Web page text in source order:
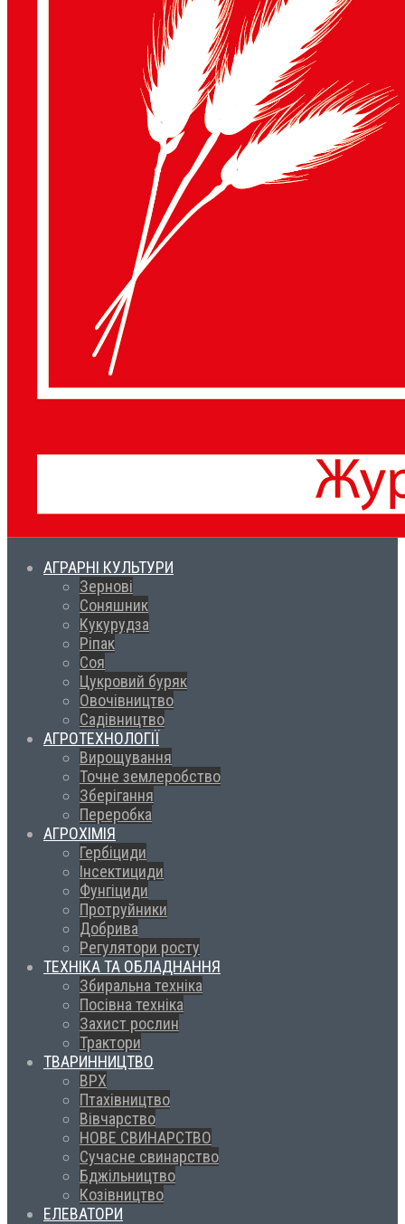
АГРАРНІ КУЛЬТУРИ
Зернові
Соняшник
Кукурудза
Ріпак
Соя
Цукровий буряк
Овочівництво
Садівництво
АГРОТЕХНОЛОГІЇ
Вирощування
Точне землеробство
Зберігання
Переробка
АГРОХІМІЯ
Гербіциди
Інсектициди
Фунгіциди
Протруйники
Добрива
Регулятори росту
ТЕХНІКА ТА ОБЛАДНАННЯ
Збиральна техніка
Посівна техніка
Захист рослин
Трактори
ТВАРИННИЦТВО
ВРХ
Птахівництво
Вівчарство
НОВЕ СВИНАРСТВО
Сучасне свинарство
Бджільництво
Козівництво
ЕЛЕВАТОРИ